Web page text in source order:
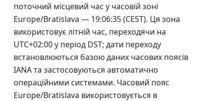
поточний місцевий час у часовій зоні
Europe/Bratislava — 19:06:35 (CEST). Ця зона
використовує літній час, переходячи на
UTC+02:00 у період DST; дати переходу
встановлюються базою даних часових поясів
IANA та застосовуються автоматично
операційними системами. Часовий пояс
Europe/Bratislava використовується в